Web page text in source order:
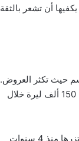
أن تشعر بالثقة
حيث تكثر العروض.
مثلاً اشترت لما 4 بلوزات صيفية قبل أسبوعين بسعر 25 ألف ليرة للواحدة. بينما يزيد سعرها عن 150 ألف ليرة خلال
. وبالنسبة لمحال الملابس الجديدة فإن الصبية لم تزرها منذ 4 سنوات